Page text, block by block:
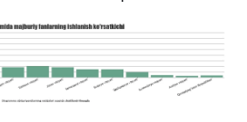
kesimida majburiy
taqdim etildi.